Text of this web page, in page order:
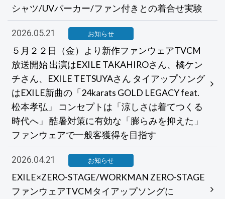
シャツ/UVパーカー/ファン付きとの着合せ実験
2026.05.21 お知らせ
５月２２日（金）より新作ファンウェアTVCM
放送開始 出演はEXILE TAKAHIROさん、橘ケン
チさん、EXILE TETSUYAさん タイアップソング
はEXILE新曲の「24karats GOLD LEGACY feat.
松本孝弘」 コンセプトは「涼しさは着てつくる
時代へ」 酷暑対策に有効な「膨らみを抑えた」
ファンウェアで一般客獲得を目指す
2026.04.21 お知らせ
EXILE×ZERO-STAGE/WORKMAN ZERO-STAGE
ファンウェアTVCMタイアップソングに